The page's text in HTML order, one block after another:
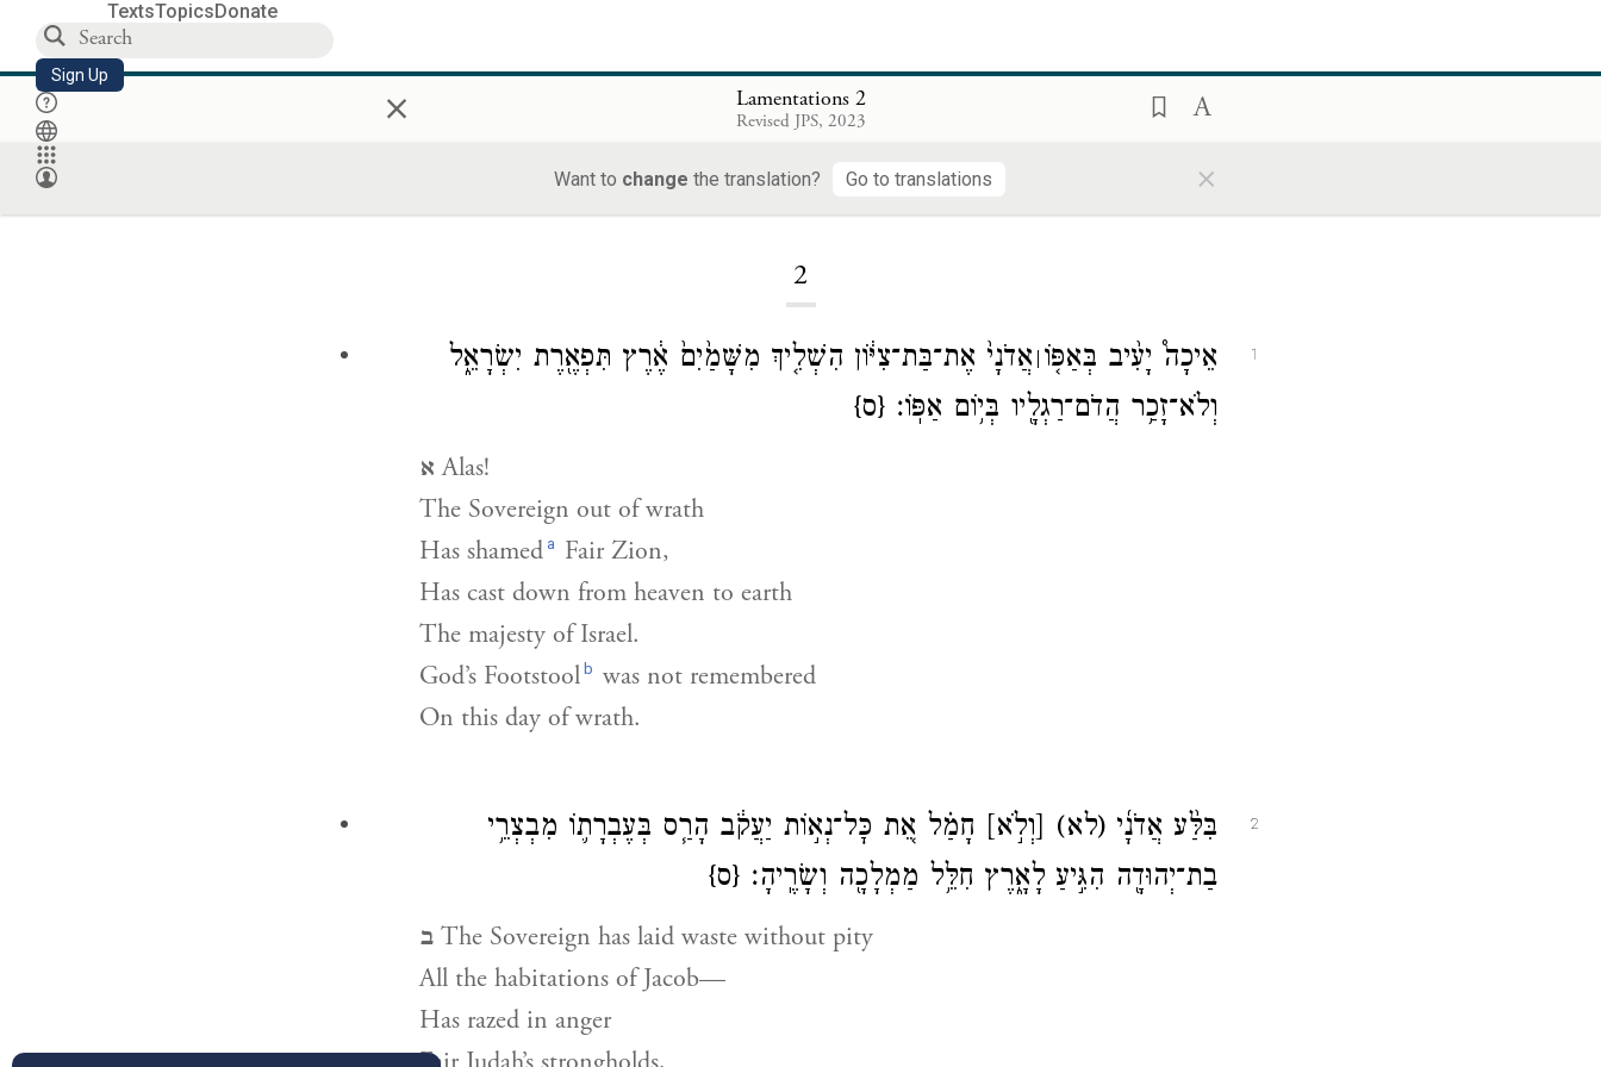
TextsTopicsDonate
Sign Up × Lamentations 2
Revised JPS, 2023
Want to change the translation? Go to translations ×
2
1 אֵיכָה֩ יָעִ֨יב בְּאַפּ֤וֹ׀אֲדֹנָי֙ אֶת־בַּת־צִיּ֔וֹן הִשְׁלִ֤יךְ מִשָּׁמַ֙יִם֙ אֶ֔רֶץ תִּפְאֶ֖רֶת יִשְׂרָאֵ֑ל
וְלֹא־זָכַ֥ר הֲדֹם־רַגְלָ֖יו בְּי֥וֹם אַפּֽוֹ׃ {ס}
א Alas!
The Sovereign out of wrath
Has shamed a Fair Zion,
Has cast down from heaven to earth
The majesty of Israel.
God’s Footstoolb was not remembered
On this day of wrath.
2 בִּלַּ֨ע אֲדֹנָ֜י (לא) [וְלֹ֣א] חָמַ֗ל אֵ֚ת כׇּל־נְא֣וֹת יַעֲקֹ֔ב הָרַ֧ס בְּעֶבְרָת֛וֹ מִבְצְרֵ֥י
בַת־יְהוּדָ֖ה הִגִּ֣יעַ לָאָ֑רֶץ חִלֵּ֥ל מַמְלָכָ֖ה וְשָׂרֶֽיהָ׃ {ס}
ב The Sovereign has laid waste without pity
All the habitations of Jacob—
Has razed in anger